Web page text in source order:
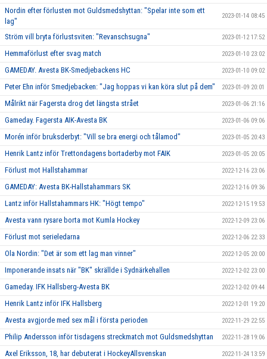
Nordin efter förlusten mot Guldsmedshyttan: "Spelar inte som ett
lag"
2023-01-14 08:45
Ström vill bryta förlustsviten: "Revanschsugna" 2023-01-12 17:52
Hemmaförlust efter svag match 2023-01-10 23:02
GAMEDAY. Avesta BK-Smedjebackens HC 2023-01-10 09:02
Peter Ehn inför Smedjebacken: "Jag hoppas vi kan köra slut på dem" 2023-01-09 20:01
Målrikt när Fagersta drog det längsta strået 2023-01-06 21:16
Gameday. Fagersta AIK-Avesta BK 2023-01-06 09:06
Morén inför bruksderbyt: "Vill se bra energi och tålamod" 2023-01-05 20:43
Henrik Lantz inför Trettondagens bortaderby mot FAIK 2023-01-05 20:05
Förlust mot Hallstahammar 2022-12-16 23:06
GAMEDAY: Avesta BK-Hallstahammars SK 2022-12-16 09:36
Lantz inför Hallstahammars HK: "Högt tempo" 2022-12-15 19:53
Avesta vann rysare borta mot Kumla Hockey 2022-12-09 23:06
Förlust mot serieledarna 2022-12-06 22:33
Ola Nordin: "Det är som ett lag man vinner" 2022-12-05 20:00
Imponerande insats när "BK" skrällde i Sydnärkehallen 2022-12-02 23:00
Gameday. IFK Hallsberg-Avesta BK 2022-12-02 09:44
Henrik Lantz inför IFK Hallsberg 2022-12-01 19:20
Avesta avgjorde med sex mål i första perioden 2022-11-29 22:55
Philip Andersson inför tisdagens streckmatch mot Guldsmedshyttan 2022-11-28 19:06
Axel Eriksson, 18, har debuterat i HockeyAllsvenskan 2022-11-24 13:59